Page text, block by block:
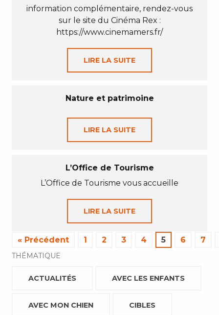
information complémentaire, rendez-vous
sur le site du Cinéma Rex :
https://www.cinemamers.fr/
LIRE LA SUITE
Nature et patrimoine
LIRE LA SUITE
L’Office de Tourisme
L’Office de Tourisme vous accueille
LIRE LA SUITE
« Précédent 1 2 3 4 5 6 7
THÉMATIQUE
ACTUALITÉS AVEC LES ENFANTS
AVEC MON CHIEN CIBLES